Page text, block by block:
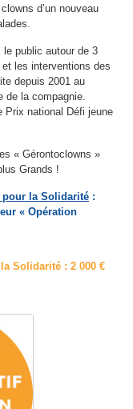
d’un nouveau
le public autour de 3
les interventions des
depuis 2001 au
de la compagnie.
Prix national Défi jeune
« Gérontoclowns »
Grands !
pour la Solidarité :
« Opération
Solidarité : 2 000 €